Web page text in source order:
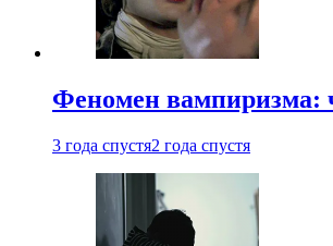
Феномен вампиризма:
3 года спустя2 года спустя